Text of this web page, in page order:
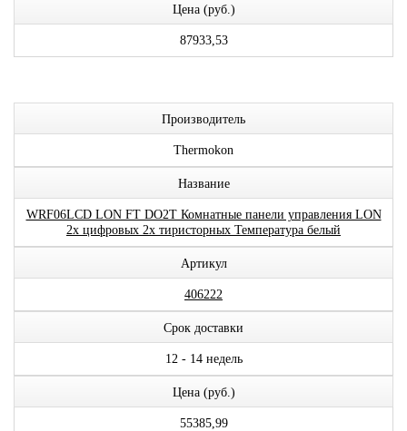
Цена (руб.)
87933,53
Производитель
Thermokon
Название
WRF06LCD LON FT DO2T Комнатные панели управления LON
2x цифровых 2x тиристорных Температура белый
Артикул
406222
Срок доставки
12 - 14 недель
Цена (руб.)
55385,99